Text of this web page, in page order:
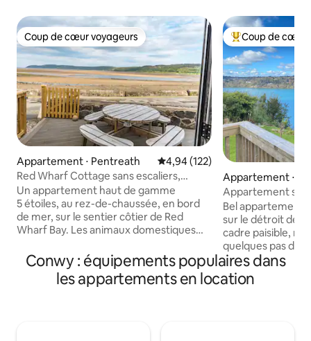
Coup de cœur voyageurs
Coup de cœur voyageurs
Appartement ⋅ Pentreath Évaluation moyenne sur la
4,94 (122)
Red Wharf Cottage sans escaliers,
chiens bienvenus, bord de mer
Un appartement haut de gamme
5 étoiles, au rez-de-chaussée, en bord
de mer, sur le sentier côtier de Red
Wharf Bay. Les animaux domestiques
de vacances pour 4 personnes.
2 chambres, 2 salles de bain. Vues
spectaculaires. À quelques pas du Ship
Coups de cœur
Coup de cœur
Appartement ⋅
Appartement
vue sur la mer
Bel appartement
sur le détroit de
cadre paisible,
quelques pas du
est à 5 min à
Bangor avec un
dépanneur
Conwy : équipements populaires dans
les appartements en location